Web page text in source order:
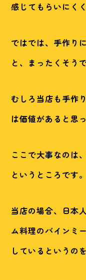
感じてもらいにく
ではでは、手作り
と、まったくそう
むしろ当店も手作
は価値があると思
ここで大事なのは
というところです。
当店の場合、 日本
ム料理のバインミ
している というの